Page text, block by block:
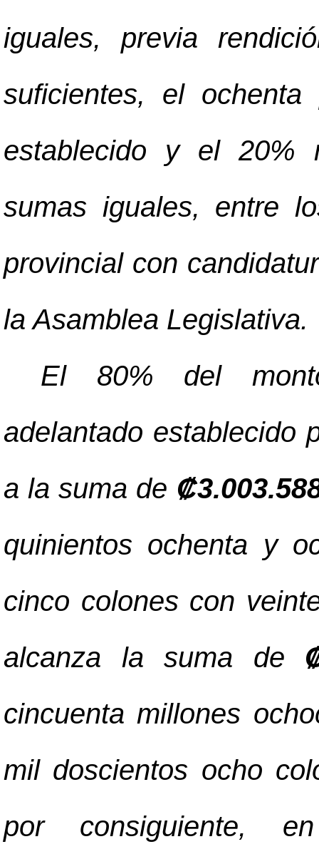
iguales, previa
suficientes, el
establecido y el 20%
sumas iguales, entre
provincial con
la Asamblea Legislativa.
El 80% del
adelantado establecido
a la suma de ₡
quinientos ochenta y
cinco colones con
alcanza la suma de
cincuenta millones
mil doscientos ocho
por consiguiente,